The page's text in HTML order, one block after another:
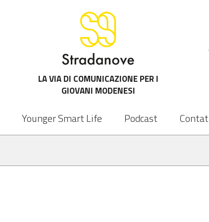
LA VIA DI COMUNICAZIONE PER I
GIOVANI MODENESI
Younger Smart Life Podcast